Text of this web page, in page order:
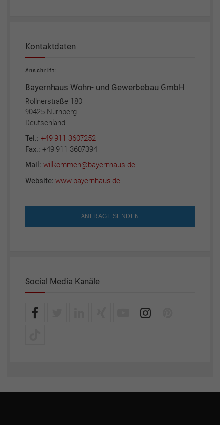
Kontaktdaten
Anschrift:
Bayernhaus Wohn- und Gewerbebau GmbH
Rollnerstraße 180
90425 Nürnberg
Deutschland
Tel.: +49 911 3607252
Fax.: +49 911 3607394
Mail: willkommen@bayernhaus.de
Website: www.bayernhaus.de
ANFRAGE SENDEN
Social Media Kanäle